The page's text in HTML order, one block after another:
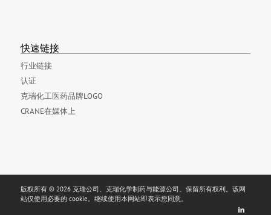
快速链接
行业链接
认证
克瑞化工医药品牌LOGO
CRANE在媒体上
版权所有 © 2026 克瑞公司、克瑞化学制药与能源公司。保留所有权利。该网
站仅使用必要的 cookie。继续使用本网站即表示您同意。